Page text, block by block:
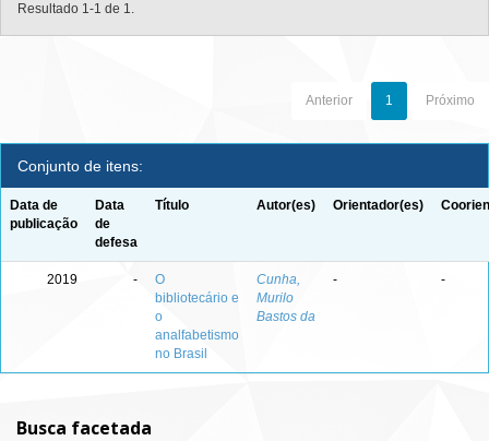
Resultado 1-1 de 1.
Anterior 1 Próximo
Conjunto de itens:
Data de
publicação
Data
de
defesa
Título Autor(es) Orientador(es)
2019 -
O
bibliotecário e
o
analfabetismo
no Brasil
Cunha,
Murilo
Bastos da
- -
Busca facetada